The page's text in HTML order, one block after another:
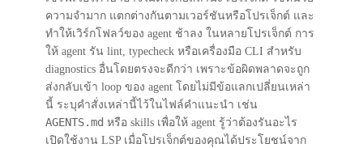
ความจำมาก แตกต่างกันตามเวอร์ชันหรือโปรเจ็กต์ และ
ทำให้เวิร์กโฟลว์ของ agent ช้าลง ในหลายโปรเจ็กต์ การ
ให้ agent รัน lint, typecheck หรือเครื่องมือ CLI สำหรับ
diagnostics อื่นโดยตรงจะดีกว่า เพราะข้อผิดพลาดจะถูก
ส่งกลับเข้า loop ของ agent โดยไม่มีข้อแลกเปลี่ยนเหล่า
นี้ ระบุคำสั่งเหล่านี้ไว้ในไฟล์คำแนะนำ เช่น
AGENTS.md หรือ skills เพื่อให้ agent รู้ว่าต้องรันอะไร
เปิดใช้งาน LSP เมื่อโปรเจ็กต์ของคุณได้ประโยชน์จาก